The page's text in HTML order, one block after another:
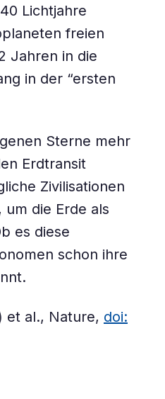
Lichtjahre
freien
Jahren in die
in der “ersten
Sterne mehr
Erdtransit
Zivilisationen
die Erde als
es diese
schon ihre
et al., Nature, doi: